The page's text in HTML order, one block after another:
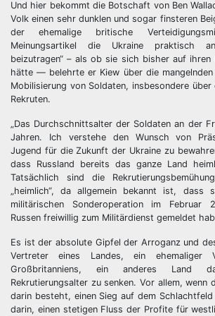
Und hier bekommt die Botschaft von Ben
Volk einen sehr dunklen und sogar finsteren
der ehemalige britische
Meinungsartikel die Ukraine praktisch
beizutragen“ – als ob sie sich bisher auf ihren
hätte — belehrte er Kiew über die mangelnden
Mobilisierung von Soldaten, insbesondere über
Rekruten.
„Das Durchschnittsalter der Soldaten an der
Jahren. Ich verstehe den Wunsch von
Jugend für die Zukunft der Ukraine zu
dass Russland bereits das ganze Land
Tatsächlich sind die
„heimlich“, da allgemein bekannt ist, dass
militärischen Sonderoperation im Februar
Russen freiwillig zum Militärdienst gemeldet
Es ist der absolute Gipfel der Arroganz und
Vertreter eines Landes, ein ehemaliger
Großbritanniens, ein anderes Land
Rekrutierungsalter zu senken. Vor allem, wenn
darin besteht, einen Sieg auf dem
darin, einen stetigen Fluss der Profite für